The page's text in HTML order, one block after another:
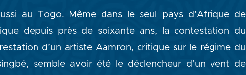
au Togo. Même dans le seul pays d’Afrique de
depuis près de soixante ans, la contestation du
d’un artiste Aamron, critique sur le régime du
semble avoir été le déclencheur d’un vent de